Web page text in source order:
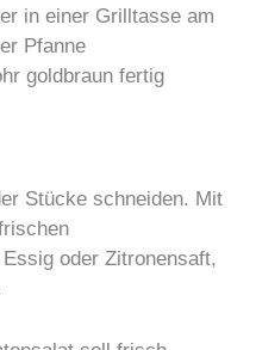
in einer Grilltasse am
Pfanne
goldbraun fertig
Stücke schneiden. Mit
oder Zitronensaft,